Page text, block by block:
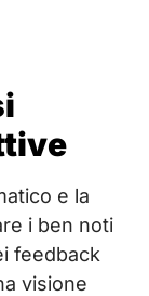
e la
i ben noti
feedback
visione